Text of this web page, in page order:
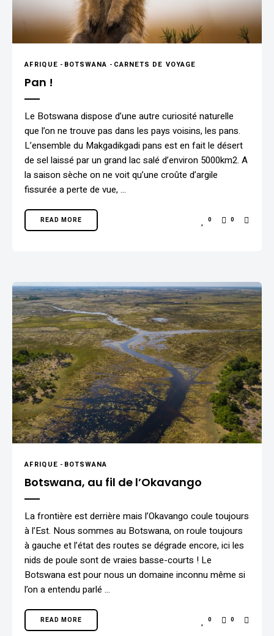
AFRIQUE - BOTSWANA - CARNETS DE VOYAGE
Pan !
Le Botswana dispose d’une autre curiosité naturelle
que l’on ne trouve pas dans les pays voisins, les pans.
L’ensemble du Makgadikgadi pans est en fait le désert
de sel laissé par un grand lac salé d’environ 5000km2. A
la saison sèche on ne voit qu’une croûte d’argile
fissurée a perte de vue, …
READ MORE 0 0
AFRIQUE - BOTSWANA
Botswana, au fil de l’Okavango
La frontière est derrière mais l’Okavango coule toujours
à l’Est. Nous sommes au Botswana, on roule toujours
à gauche et l’état des routes se dégrade encore, ici les
nids de poule sont de vraies basse-courts ! Le
Botswana est pour nous un domaine inconnu même si
l’on a entendu parlé …
READ MORE 0 0